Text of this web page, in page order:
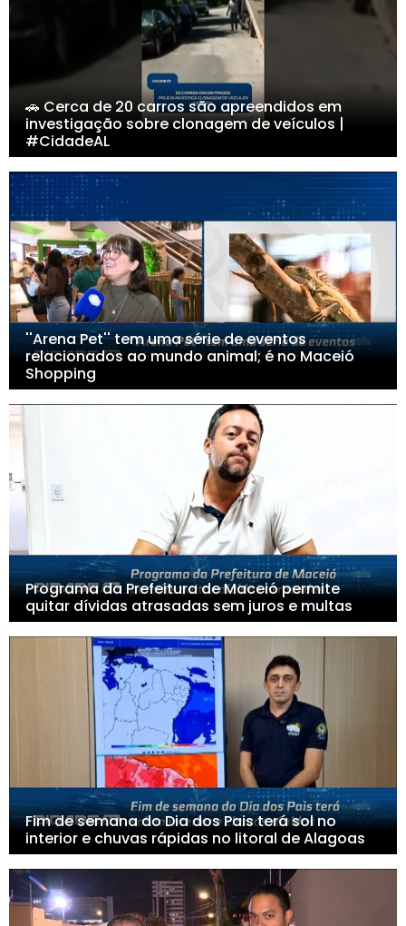
🚗 Cerca de 20 carros são apreendidos em
investigação sobre clonagem de veículos |
#CidadeAL
''Arena Pet'' tem uma série de eventos
relacionados ao mundo animal; é no Maceió
Shopping
Programa da Prefeitura de Maceió permite
quitar dívidas atrasadas sem juros e multas
Fim de semana do Dia dos Pais terá sol no
interior e chuvas rápidas no litoral de Alagoas